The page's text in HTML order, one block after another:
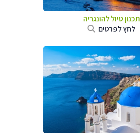
תכנון טיול להונגריה
לחץ לפרטים